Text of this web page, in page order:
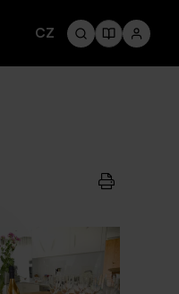
CZ